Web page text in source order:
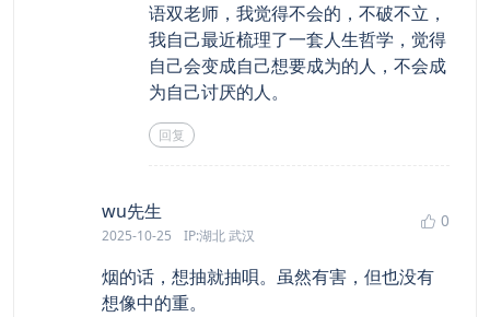
语双老师，我觉得不会的，不破不立，
我自己最近梳理了一套人生哲学，觉得
自己会变成自己想要成为的人，不会成
为自己讨厌的人。
回复
0
wu先生
2025-10-25 IP:湖北 武汉
烟的话，想抽就抽唄。虽然有害，但也没有
想像中的重。